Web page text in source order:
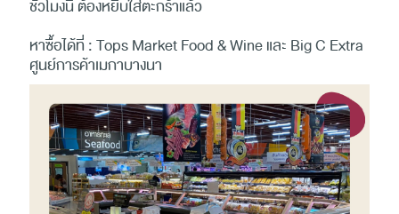
ชั่วโมงนี้ ต้องหยิบใส่ตะกร้าแล้ว
หาซื้อได้ที่ : Tops Market Food & Wine และ Big C Extra
ศูนย์การค้าเมกาบางนา